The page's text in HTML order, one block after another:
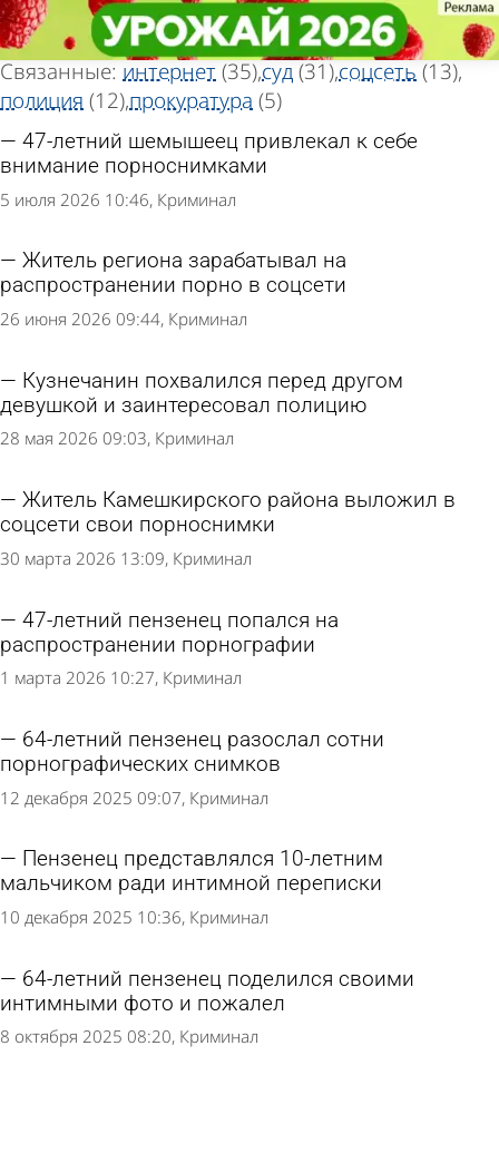
«Порнография»
Тег новостей
Всего найдено 74 новости
Связанные: интернет(35)суд(31)соцсеть (13)
полиция (12)прокуратура (5)
47-летний шемышеец привлекал к себе
внимание порноснимками
5 июля 2026 10:46 Криминал
Житель региона зарабатывал на
распространении порно в соцсети
26 июня 2026 09:44 Криминал
Кузнечанин похвалился перед другом
девушкой и заинтересовал полицию
28 мая 2026 09:03 Криминал
Житель Камешкирского района выложил в
соцсети свои порноснимки
30 марта 2026 13:09 Криминал
47-летний пензенец попался на
распространении порнографии
1 марта 2026 10:27 Криминал
64-летний пензенец разослал сотни
порнографических снимков
12 декабря 2025 09:07 Криминал
Пензенец представлялся 10-летним
мальчиком ради интимной переписки
10 декабря 2025 10:36 Криминал
64-летний пензенец поделился своими
интимными фото и пожалел
8 октября 2025 08:20 Криминал
«Порнография»
Тег новостей